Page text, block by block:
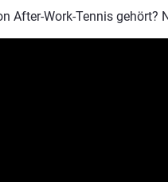
After-Work-Tennis gehört?